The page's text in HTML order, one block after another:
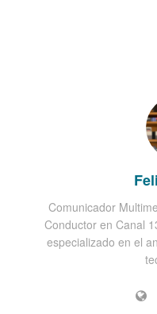
Comunicador
Conductor en Canal
especializado en el